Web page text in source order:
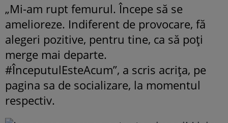
„Mi-am rupt femurul. Începe să se
amelioreze. Indiferent de provocare, fă
alegeri pozitive, pentru tine, ca să poți
merge mai departe.
#ÎnceputulEsteAcum”, a scris acrița, pe
pagina sa de socializare, la momentul
respectiv.